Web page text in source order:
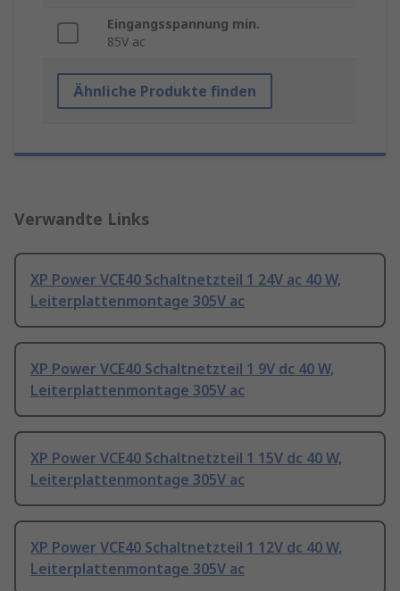
Eingangsspannung min.
85V ac
Ähnliche Produkte finden
Verwandte Links
XP Power VCE40 Schaltnetzteil 1 24V ac 40 W,
Leiterplattenmontage 305V ac
XP Power VCE40 Schaltnetzteil 1 9V dc 40 W,
Leiterplattenmontage 305V ac
XP Power VCE40 Schaltnetzteil 1 15V dc 40 W,
Leiterplattenmontage 305V ac
XP Power VCE40 Schaltnetzteil 1 12V dc 40 W,
Leiterplattenmontage 305V ac